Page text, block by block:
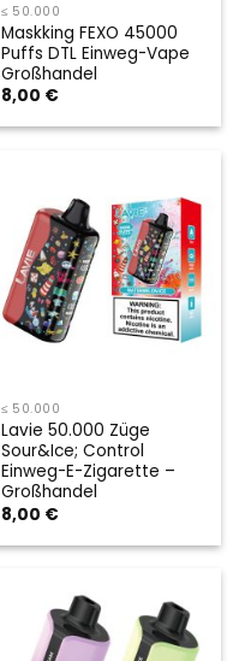
≤ 50.000
Maskking FEXO 45000
Puffs DTL Einweg-Vape
Großhandel
8,00 €
≤ 50.000
Lavie 50.000 Züge
Sour&Ice; Control
Einweg-E-Zigarette –
Großhandel
8,00 €